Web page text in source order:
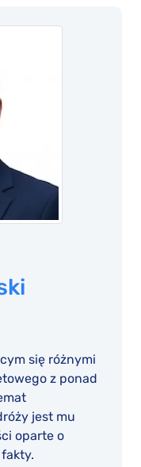
się różnymi
z ponad
jest mu
oparte o